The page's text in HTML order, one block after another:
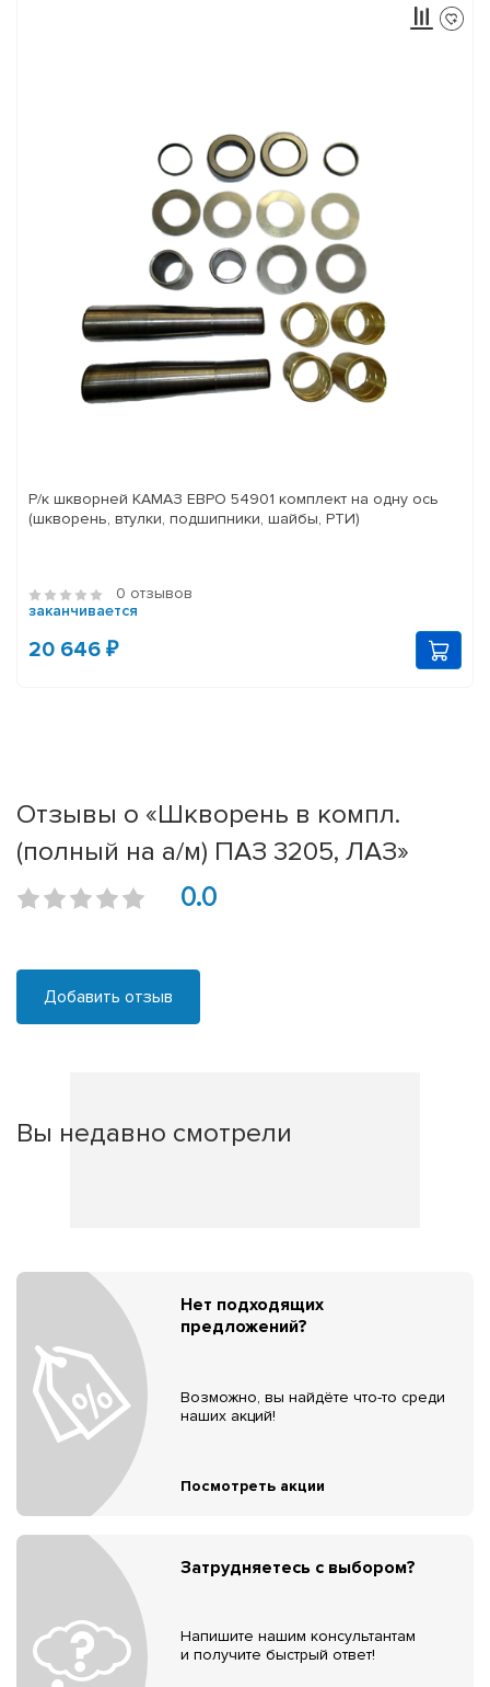
Р/к шкворней КАМАЗ ЕВРО 54901 комплект на одну ось
(шкворень, втулки, подшипники, шайбы, РТИ)
0 отзывов
заканчивается
20 646 ₽
Отзывы о «Шкворень в компл.
(полный на а/м) ПАЗ 3205, ЛАЗ»
0.0
Добавить отзыв
Вы недавно смотрели
Нет подходящих
предложений?
Возможно, вы найдёте что-то среди
наших акций!
Посмотреть акции
Затрудняетесь с выбором?
Напишите нашим консультантам
и получите быстрый ответ!